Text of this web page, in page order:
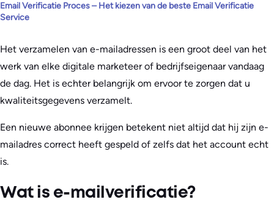
Email Verificatie Proces – Het kiezen van de beste Email Verificatie
Service
Het verzamelen van e-mailadressen is een groot deel van het
werk van elke digitale marketeer of bedrijfseigenaar vandaag
de dag. Het is echter belangrijk om ervoor te zorgen dat u
kwaliteitsgegevens verzamelt.
Een nieuwe abonnee krijgen betekent niet altijd dat hij zijn e-
mailadres correct heeft gespeld of zelfs dat het account echt
is.
Wat is e-mailverificatie?